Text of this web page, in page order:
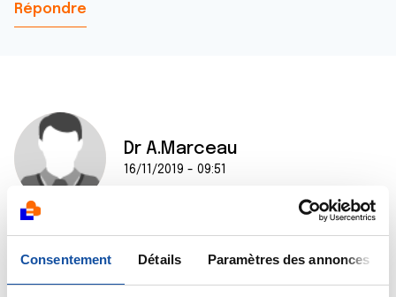
Consentement Détails Paramètres des annonces
Répondre
Dr A.Marceau
16/11/2019 - 09:51
J'aimerai pouvoir vous aider mais je ne comprends pas
quelle est la situation à laquelle est confrontée